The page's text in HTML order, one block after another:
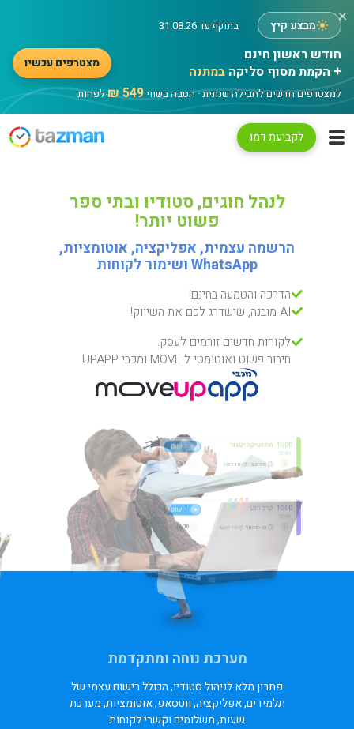
מבצע קיץ
+ הקמת מסוף סליקה במתנה
למצטרפים חדשים לחבילה שנתית · הטבה בשווי549 ₪ לפחות
מצטרפים עכשיו
בתוקף עד 31.08.26 ×
לקביעת דמו
לנהל חוגים, סטודיו ובתי ספר
פשוט יותר!
הרשמה עצמית, אפליקציה, אוטומציות,
WhatsApp ושימור לקוחות
הדרכה והטמעה בחינם!
AI מובנה, שישדרג לכם את השיווק!
לקוחות חדשים זורמים לעסק:
חיבור פשוט ואוטומטי ל MOVE ומכבי UPAPP
מערכת נוחה ומתקדמת
פתרון מלא לניהול סטודיו, הכולל רישום עצמי של
תלמידים, אפליקציה, ווטסאפ, אוטומציות, מערכת
שעות, תשלומים וקשרי לקוחות